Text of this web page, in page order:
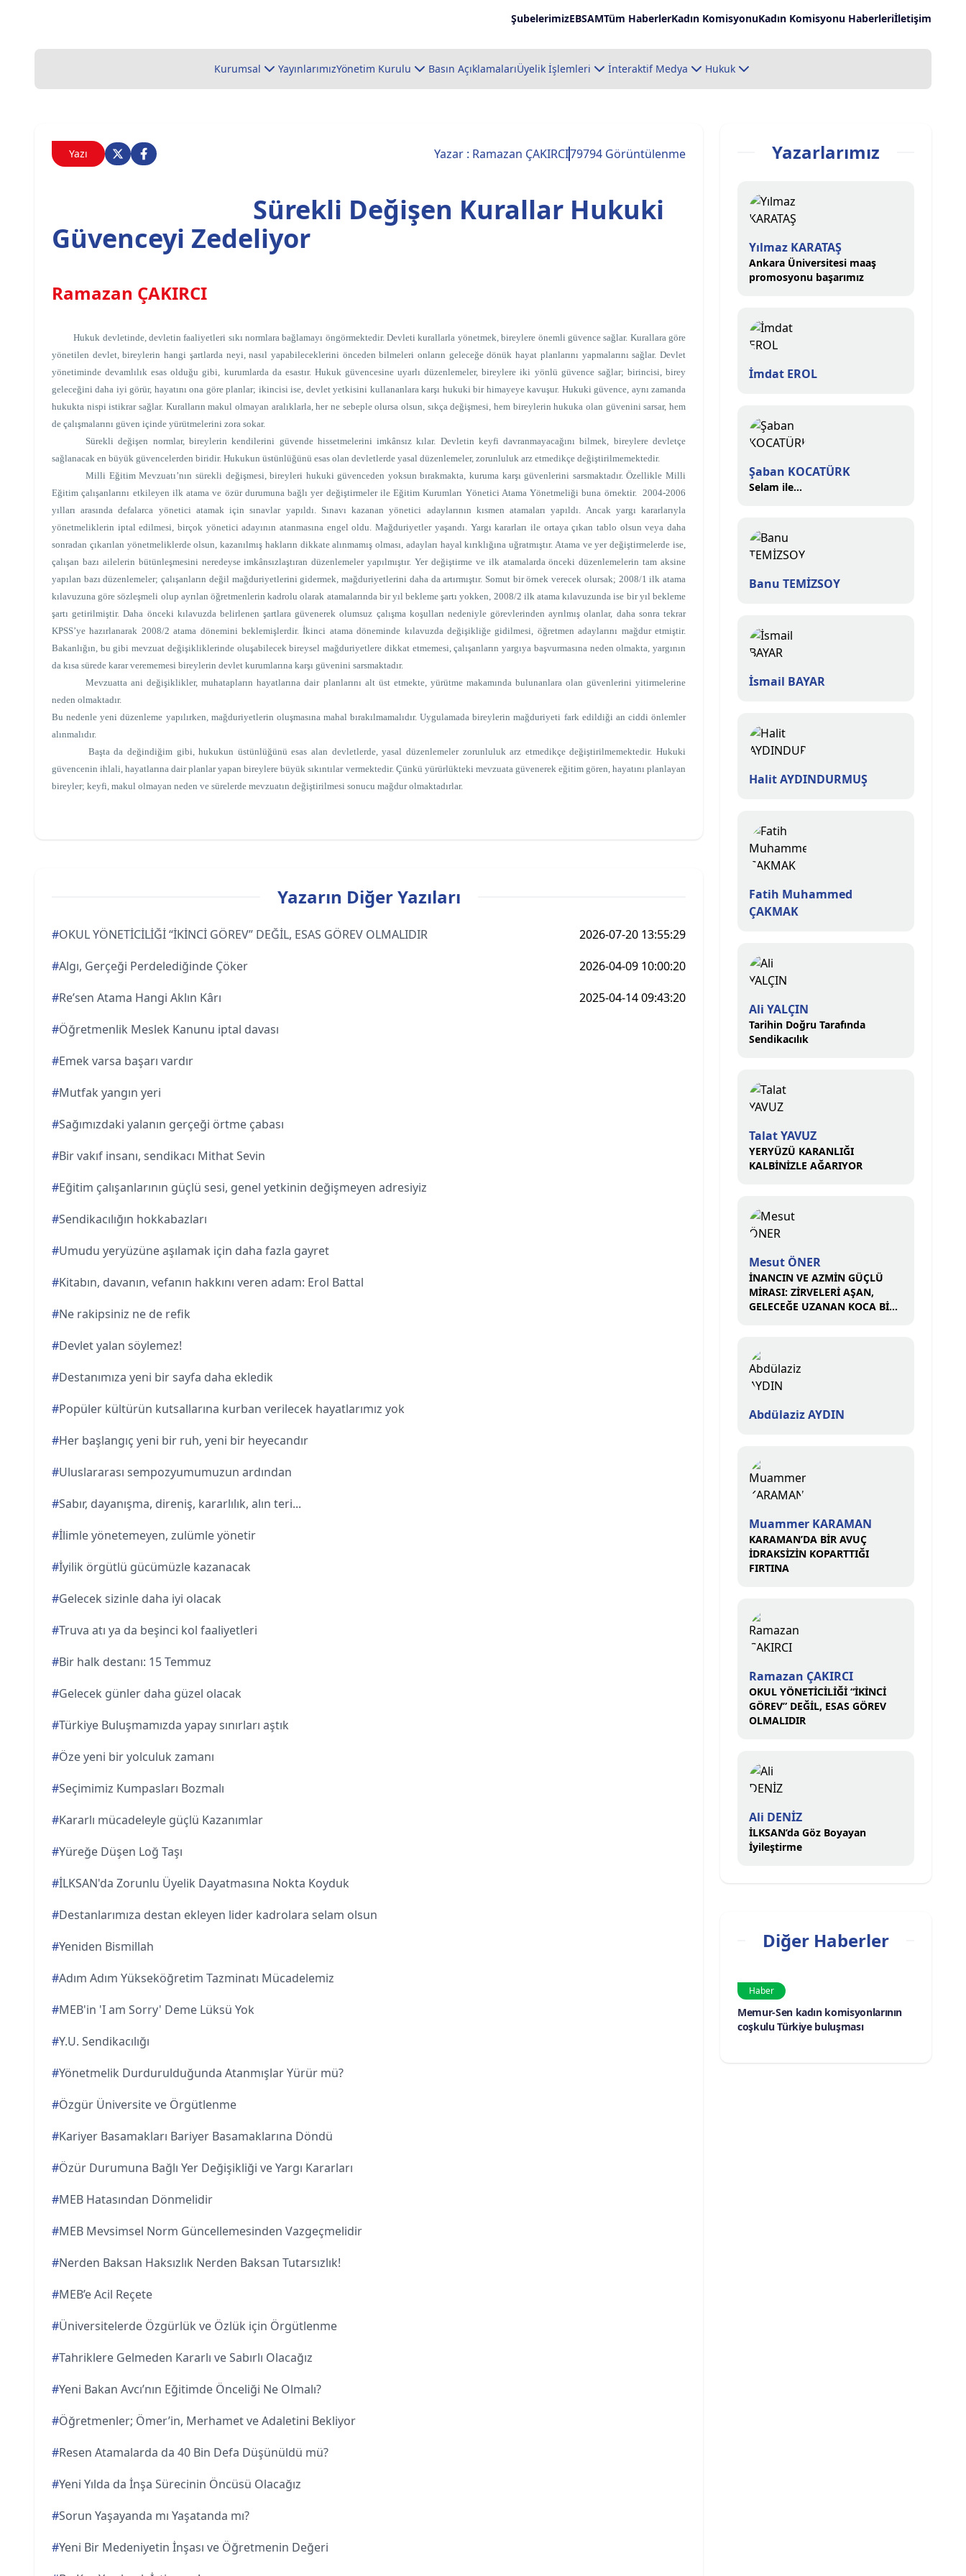
ŞubelerimizEBSAMTüm HaberlerKadın KomisyonuKadın Komisyonu Haberleriİletişim
Kurumsal YayınlarımızYönetim Kurulu Basın AçıklamalarıÜyelik İşlemleri İnteraktif Medya Hukuk
Yazı Yazar : Ramazan ÇAKIRCI79794 Görüntülenme
Sürekli Değişen Kurallar Hukuki
Güvenceyi Zedeliyor
Ramazan ÇAKIRCI
Hukuk devletinde, devletin faaliyetleri sıkı normlara bağlamayı öngörmektedir. Devleti kurallarla yönetmek, bireylere önemli güvence sağlar. Kurallara göre
yönetilen devlet, bireylerin hangi şartlarda neyi, nasıl yapabileceklerini önceden bilmeleri onların geleceğe dönük hayat planlarını yapmalarını sağlar. Devlet
yönetiminde devamlılık esas olduğu gibi, kurumlarda da esastır. Hukuk güvencesine uyarlı düzenlemeler, bireylere iki yönlü güvence sağlar; birincisi, birey
geleceğini daha iyi görür, hayatını ona göre planlar; ikincisi ise, devlet yetkisini kullananlara karşı hukuki bir himayeye kavuşur. Hukuki güvence, aynı zamanda
hukukta nispi istikrar sağlar. Kuralların makul olmayan aralıklarla, her ne sebeple olursa olsun, sıkça değişmesi, hem bireylerin hukuka olan güvenini sarsar, hem
de çalışmalarını güven içinde yürütmelerini zora sokar.
Sürekli değişen normlar, bireylerin kendilerini güvende hissetmelerini imkânsız kılar. Devletin keyfi davranmayacağını bilmek, bireylere devletçe
sağlanacak en büyük güvencelerden biridir. Hukukun üstünlüğünü esas olan devletlerde yasal düzenlemeler, zorunluluk arz etmedikçe değiştirilmemektedir.
Milli Eğitim Mevzuatı’nın sürekli değişmesi, bireyleri hukuki güvenceden yoksun bırakmakta, kuruma karşı güvenlerini sarsmaktadır. Özellikle Milli
Eğitim çalışanlarını etkileyen ilk atama ve özür durumuna bağlı yer değiştirmeler ile Eğitim Kurumları Yönetici Atama Yönetmeliği buna örnektir. 2004-2006
yılları arasında defalarca yönetici atamak için sınavlar yapıldı. Sınavı kazanan yönetici adaylarının kısmen atamaları yapıldı. Ancak yargı kararlarıyla
yönetmeliklerin iptal edilmesi, birçok yönetici adayının atanmasına engel oldu. Mağduriyetler yaşandı. Yargı kararları ile ortaya çıkan tablo olsun veya daha
sonradan çıkarılan yönetmeliklerde olsun, kazanılmış hakların dikkate alınmamış olması, adayları hayal kırıklığına uğratmıştır. Atama ve yer değiştirmelerde ise,
çalışan bazı ailelerin bütünleşmesini neredeyse imkânsızlaştıran düzenlemeler yapılmıştır. Yer değiştirme ve ilk atamalarda önceki düzenlemelerin tam aksine
yapılan bazı düzenlemeler; çalışanların değil mağduriyetlerini gidermek, mağduriyetlerini daha da artırmıştır. Somut bir örnek verecek olursak; 2008/1 ilk atama
kılavuzuna göre sözleşmeli olup ayrılan öğretmenlerin kadrolu olarak atamalarında bir yıl bekleme şartı yokken, 2008/2 ilk atama kılavuzunda ise bir yıl bekleme
şartı getirilmiştir. Daha önceki kılavuzda belirlenen şartlara güvenerek olumsuz çalışma koşulları nedeniyle görevlerinden ayrılmış olanlar, daha sonra tekrar
KPSS’ye hazırlanarak 2008/2 atama dönemini beklemişlerdir. İkinci atama döneminde kılavuzda değişikliğe gidilmesi, öğretmen adaylarını mağdur etmiştir.
Bakanlığın, bu gibi mevzuat değişikliklerinde oluşabilecek bireysel mağduriyetlere dikkat etmemesi, çalışanların yargıya başvurmasına neden olmakta, yargının
da kısa sürede karar verememesi bireylerin devlet kurumlarına karşı güvenini sarsmaktadır.
Mevzuatta ani değişiklikler, muhatapların hayatlarına dair planlarını alt üst etmekte, yürütme makamında bulunanlara olan güvenlerini yitirmelerine
neden olmaktadır.
Bu nedenle yeni düzenleme yapılırken, mağduriyetlerin oluşmasına mahal bırakılmamalıdır. Uygulamada bireylerin mağduriyeti fark edildiği an ciddi önlemler
alınmalıdır.
Başta da değindiğim gibi, hukukun üstünlüğünü esas alan devletlerde, yasal düzenlemeler zorunluluk arz etmedikçe değiştirilmemektedir. Hukuki
güvencenin ihlali, hayatlarına dair planlar yapan bireylere büyük sıkıntılar vermektedir. Çünkü yürürlükteki mevzuata güvenerek eğitim gören, hayatını planlayan
bireyler; keyfi, makul olmayan neden ve sürelerde mevzuatın değiştirilmesi sonucu mağdur olmaktadırlar.
Yazarın Diğer Yazıları
#OKUL YÖNETİCİLİĞİ “İKİNCİ GÖREV” DEĞİL, ESAS GÖREV OLMALIDIR
2026-07-20 13:55:29
#Algı, Gerçeği Perdelediğinde Çöker
2026-04-09 10:00:20
#Re’sen Atama Hangi Aklın Kârı
2025-04-14 09:43:20
#Öğretmenlik Meslek Kanunu iptal davası
#Emek varsa başarı vardır
#Mutfak yangın yeri
#Sağımızdaki yalanın gerçeği örtme çabası
#Bir vakıf insanı, sendikacı Mithat Sevin
#Eğitim çalışanlarının güçlü sesi, genel yetkinin değişmeyen adresiyiz
#Sendikacılığın hokkabazları
#Umudu yeryüzüne aşılamak için daha fazla gayret
#Kitabın, davanın, vefanın hakkını veren adam: Erol Battal
#Ne rakipsiniz ne de refik
#Devlet yalan söylemez!
#Destanımıza yeni bir sayfa daha ekledik
#Popüler kültürün kutsallarına kurban verilecek hayatlarımız yok
#Her başlangıç yeni bir ruh, yeni bir heyecandır
#Uluslararası sempozyumumuzun ardından
#Sabır, dayanışma, direniş, kararlılık, alın teri...
#İlimle yönetemeyen, zulümle yönetir
#İyilik örgütlü gücümüzle kazanacak
#Gelecek sizinle daha iyi olacak
#Truva atı ya da beşinci kol faaliyetleri
#Bir halk destanı: 15 Temmuz
#Gelecek günler daha güzel olacak
#Türkiye Buluşmamızda yapay sınırları aştık
#Öze yeni bir yolculuk zamanı
#Seçimimiz Kumpasları Bozmalı
#Kararlı mücadeleyle güçlü Kazanımlar
#Yüreğe Düşen Loğ Taşı
#İLKSAN'da Zorunlu Üyelik Dayatmasına Nokta Koyduk
#Destanlarımıza destan ekleyen lider kadrolara selam olsun
#Yeniden Bismillah
#Adım Adım Yükseköğretim Tazminatı Mücadelemiz
#MEB'in 'I am Sorry' Deme Lüksü Yok
#Y.U. Sendikacılığı
#Yönetmelik Durdurulduğunda Atanmışlar Yürür mü?
#Özgür Üniversite ve Örgütlenme
#Kariyer Basamakları Bariyer Basamaklarına Döndü
#Özür Durumuna Bağlı Yer Değişikliği ve Yargı Kararları
#MEB Hatasından Dönmelidir
#MEB Mevsimsel Norm Güncellemesinden Vazgeçmelidir
#Nerden Baksan Haksızlık Nerden Baksan Tutarsızlık!
#MEB’e Acil Reçete
#Üniversitelerde Özgürlük ve Özlük için Örgütlenme
#Tahriklere Gelmeden Kararlı ve Sabırlı Olacağız
#Yeni Bakan Avcı’nın Eğitimde Önceliği Ne Olmalı?
#Öğretmenler; Ömer’in, Merhamet ve Adaletini Bekliyor
#Resen Atamalarda da 40 Bin Defa Düşünüldü mü?
#Yeni Yılda da İnşa Sürecinin Öncüsü Olacağız
#Sorun Yaşayanda mı Yaşatanda mı?
#Yeni Bir Medeniyetin İnşası ve Öğretmenin Değeri
Yazarlarımız
Yılmaz KARATAŞ
Ankara Üniversitesi maaş
promosyonu başarımız
İmdat EROL
Şaban KOCATÜRK
Selam ile...
Banu TEMİZSOY
İsmail BAYAR
Halit AYDINDURMUŞ
Fatih Muhammed
ÇAKMAK
Ali YALÇIN
Tarihin Doğru Tarafında
Sendikacılık
Talat YAVUZ
YERYÜZÜ KARANLIĞI
KALBİNİZLE AĞARIYOR
Mesut ÖNER
İNANCIN VE AZMİN GÜÇLÜ
MİRASI: ZİRVELERİ AŞAN,
GELECEĞE UZANAN KOCA BİR
Abdülaziz AYDIN
Muammer KARAMAN
KARAMAN’DA BİR AVUÇ
İDRAKSİZİN KOPARTTIĞI
FIRTINA
Ramazan ÇAKIRCI
OKUL YÖNETİCİLİĞİ “İKİNCİ
GÖREV” DEĞİL, ESAS GÖREV
OLMALIDIR
Ali DENİZ
İLKSAN’da Göz Boyayan
İyileştirme
Diğer Haberler
Haber
Memur-Sen kadın komisyonlarının
coşkulu Türkiye buluşması